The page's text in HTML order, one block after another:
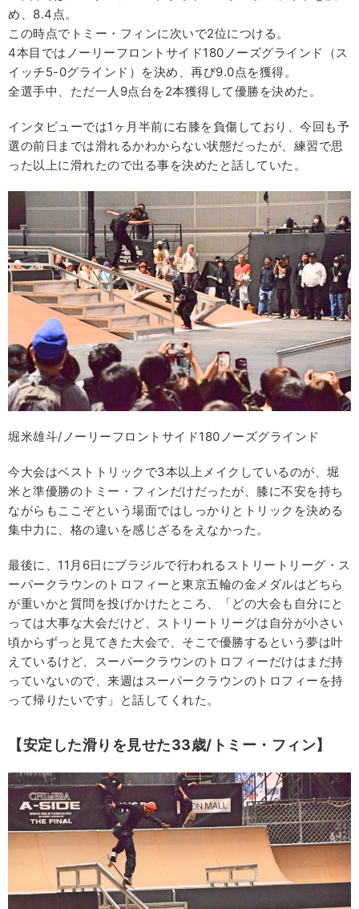
め、8.4点。
この時点でトミー・フィンに次いで2位につける。
4本目ではノーリーフロントサイド180ノーズグラインド（ス
イッチ5-0グラインド）を決め、再び9.0点を獲得。
全選手中、ただ一人9点台を2本獲得して優勝を決めた。
インタビューでは1ヶ月半前に右膝を負傷しており、今回も予
選の前日までは滑れるかわからない状態だったが、練習で思
った以上に滑れたので出る事を決めたと話していた。
堀米雄斗/ノーリーフロントサイド180ノーズグラインド
今大会はベストトリックで3本以上メイクしているのが、堀
米と準優勝のトミー・フィンだけだったが、膝に不安を持ち
ながらもここぞという場面ではしっかりとトリックを決める
集中力に、格の違いを感じざるをえなかった。
最後に、11月6日にブラジルで行われるストリートリーグ・ス
ーパークラウンのトロフィーと東京五輪の金メダルはどちら
が重いかと質問を投げかけたところ、「どの大会も自分にと
っては大事な大会だけど、ストリートリーグは自分が小さい
頃からずっと見てきた大会で、そこで優勝するという夢は叶
えているけど、スーパークラウンのトロフィーだけはまだ持
っていないので、来週はスーパークラウンのトロフィーを持
って帰りたいです」と話してくれた。
【安定した滑りを見せた33歳/トミー・フィン】